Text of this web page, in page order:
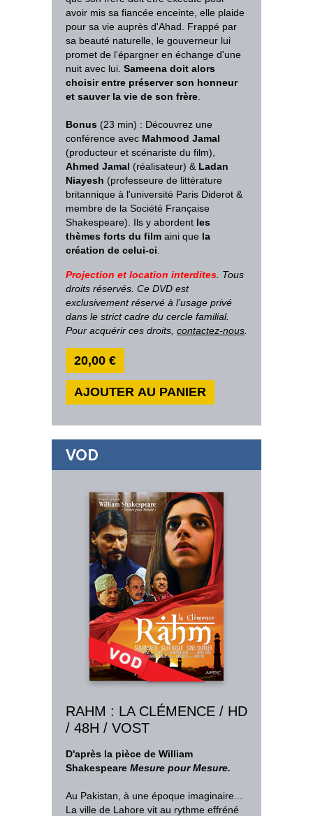
avoir mis sa fiancée enceinte, elle plaide
pour sa vie auprès d'Ahad. Frappé par
sa beauté naturelle, le gouverneur lui
promet de l'épargner en échange d'une
nuit avec lui. Sameena doit alors
choisir entre préserver son honneur
et sauver la vie de son frère
Bonus (23 min) : Découvrez une
conférence avec Mahmood Jamal
(producteur et scénariste du film),
Ahmed Jamal (réalisateur) & Ladan
Niayesh (professeure de littérature
britannique à l'université Paris Diderot &
membre de la Société Française
Shakespeare). Ils y abordent les
thèmes forts du film aini que la
création de celui-ci
Projection et location interdites . Tous
droits réservés. Ce DVD est
exclusivement réservé à l'usage privé
dans le strict cadre du cercle familial.
Pour acquérir ces droits, contactez-nous
20,00 €
AJOUTER AU PANIER
VOD
RAHM : LA CLÉMENCE / HD
/ 48H / VOST
D'après la pièce de William
Shakespeare Mesure pour Mesure.
Au Pakistan, à une époque imaginaire...
La ville de Lahore vit au rythme effréné